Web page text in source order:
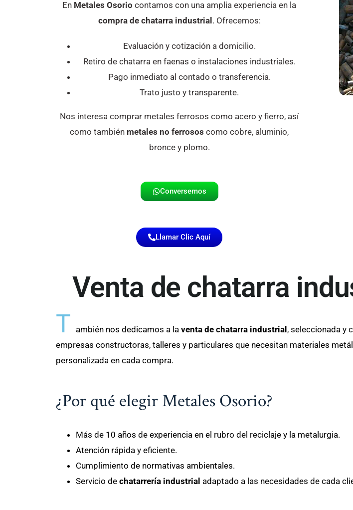
En Metales Osorio contamos con una amplia experiencia en la
compra de chatarra industrial . Ofrecemos:
Evaluación y cotización a domicilio.
Retiro de chatarra en faenas o instalaciones industriales.
Pago inmediato al contado o transferencia.
Trato justo y transparente.
Nos interesa comprar metales ferrosos como acero y fierro, así
como también metales no ferrosos como cobre, aluminio,
bronce y plomo.
Conversemos
Llamar Clic Aquí
Venta de chatarra
T ambién nos dedicamos a la venta de chatarra industrial, seleccionada y
empresas constructoras, talleres y particulares que necesitan materiales
personalizada en cada compra.
¿Por qué elegir Metales Osorio?
Más de 10 años de experiencia en el rubro del reciclaje y la metalurgia.
Atención rápida y eficiente.
Cumplimiento de normativas ambientales.
Servicio de chatarrería industrial adaptado a las necesidades de cada